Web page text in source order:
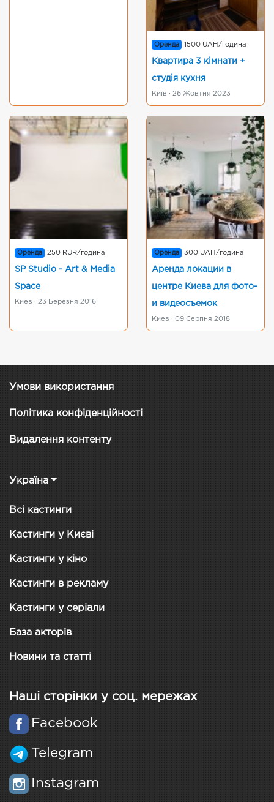
Оренда 1500 UAH/година
Квартира 3 кімнати +
студія кухня
Київ · 26 Жовтня 2023
Оренда 250 RUR/година
SP Studio - Art & Media
Space
Киев · 23 Березня 2016
Оренда 300 UAH/година
Аренда локации в
центре Киева для фото-
и видеосъемок
Киев · 09 Серпня 2018
Умови використання
Політика конфіденційності
Видалення контенту
Україна
Всі кастинги
Кастинги у Києві
Кастинги у кіно
Кастинги в рекламу
Кастинги у серіали
База акторів
Новини та статті
Наші сторінки у соц. мережах
Facebook
Telegram
Instagram